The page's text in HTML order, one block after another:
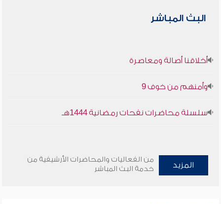
البث المباشر
أخلاقنا أصالة ومعاصرة
وأمنهم من خوف 9
سلسلة محاضرات نفحات رمضانية 1444هـ
المزيد
من الفعاليات والمحاضرات الأرشيفية من
خدمة البث المباشر